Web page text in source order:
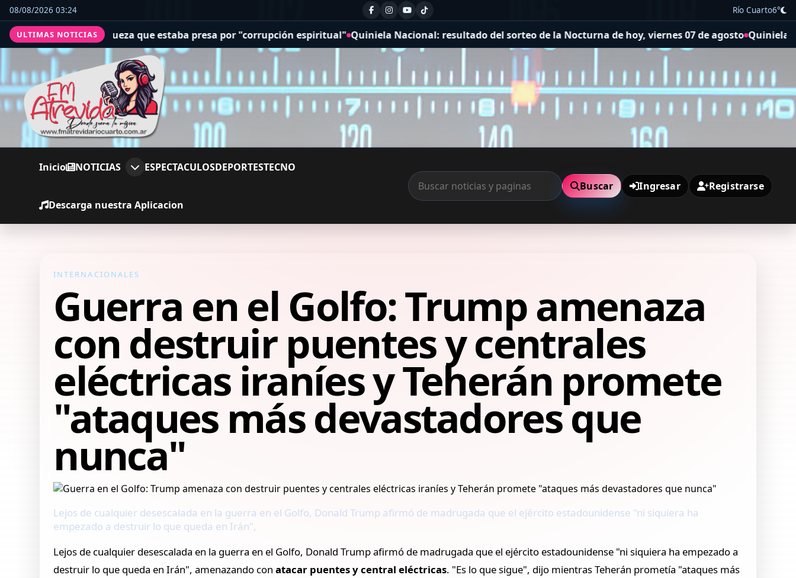
08/08/2026 03:24 Río Cuarto6°
ULTIMAS NOTICIAS
jueza que estaba presa por "corrupción espiritual" Quiniela Nacional: resultado del sorteo de la Nocturna de hoy, viernes 07 de agosto Quiniela de Santa Fe:
Inicio NOTICIAS ESPECTACULOSDEPORTESTECNO
Descarga nuestra Aplicacion
Buscar Ingresar Registrarse
INTERNACIONALES
Guerra en el Golfo: Trump amenaza
con destruir puentes y centrales
eléctricas iraníes y Teherán promete
"ataques más devastadores que
nunca"
Lejos de cualquier desescalada en la guerra en el Golfo, Donald Trump afirmó de madrugada que el ejército estadounidense "ni siquiera ha
empezado a destruir lo que queda en Irán",
Lejos de cualquier desescalada en la guerra en el Golfo, Donald Trump afirmó de madrugada que el ejército estadounidense "ni siquiera ha empezado a
destruir lo que queda en Irán", amenazando con atacar puentes y central eléctricas. "Es lo que sigue", dijo mientras Teherán prometía "ataques más